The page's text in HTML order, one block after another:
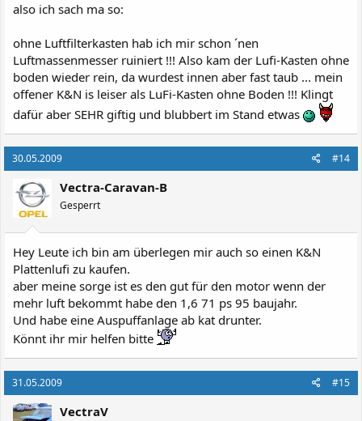
also ich sach ma so:
ohne Luftfilterkasten hab ich mir schon ´nen
Luftmassenmesser ruiniert !!! Also kam der Lufi-Kasten ohne
boden wieder rein, da wurdest innen aber fast taub ... mein
offener K&N is leiser als LuFi-Kasten ohne Boden !!! Klingt
dafür aber SEHR giftig und blubbert im Stand etwas
30.05.2009 #14
Vectra-Caravan-B
Gesperrt
Hey Leute ich bin am überlegen mir auch so einen K&N
Plattenlufi zu kaufen.
aber meine sorge ist es den gut für den motor wenn der
mehr luft bekommt habe den 1,6 71 ps 95 baujahr.
Und habe eine Auspuffanlage ab kat drunter.
Könnt ihr mir helfen bitte
31.05.2009 #15
VectraV